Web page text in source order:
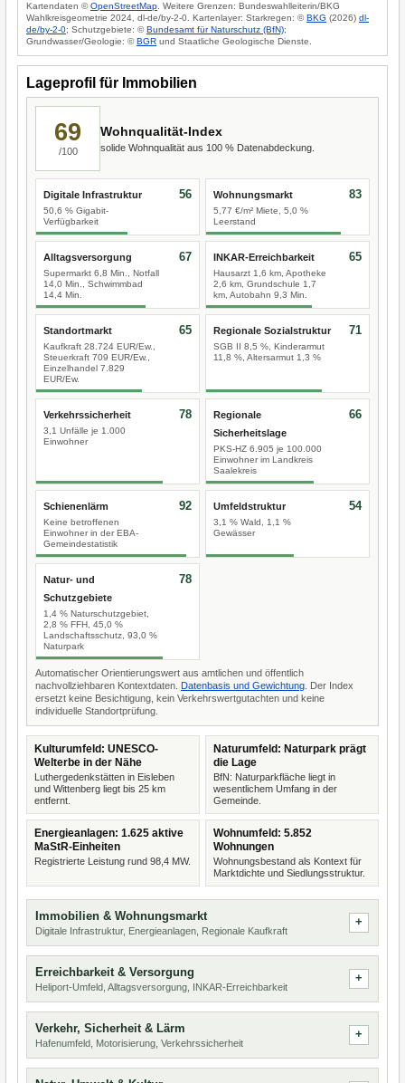
Kartendaten ©OpenStreetMap . Weitere Grenzen: Bundeswahlleiterin/BKG
Wahlkreisgeometrie 2024, dl-de/by-2-0. Kartenlayer: Starkregen: ©BKG (2026) dl-
de/by-2-0; Schutzgebiete: ©Bundesamt für Naturschutz (BfN);
Grundwasser/Geologie: ©BGR und Staatliche Geologische Dienste.
Lageprofil für Immobilien
69
/100
Wohnqualität-Index
solide Wohnqualität aus 100 % Datenabdeckung.
Digitale Infrastruktur
50,6 % Gigabit-
Verfügbarkeit
56 Wohnungsmarkt
5,77 €/m² Miete, 5,0 %
Leerstand
83
Alltagsversorgung
Supermarkt 6,8 Min., Notfall
14,0 Min., Schwimmbad
14,4 Min.
67 INKAR-Erreichbarkeit
Hausarzt 1,6 km, Apotheke
2,6 km, Grundschule 1,7
km, Autobahn 9,3 Min.
65
Standortmarkt
Kaufkraft 28.724 EUR/Ew.,
Steuerkraft 709 EUR/Ew.,
Einzelhandel 7.829
EUR/Ew.
65 Regionale Sozialstruktur
SGB II 8,5 %, Kinderarmut
11,8 %, Altersarmut 1,3 %
71
Verkehrssicherheit
3,1 Unfälle je 1.000
Einwohner
78
Regionale
Sicherheitslage
PKS-HZ 6.905 je 100.000
Einwohner im Landkreis
Saalekreis
66
Schienenlärm
Keine betroffenen
Einwohner in der EBA-
Gemeindestatistik
92 Umfeldstruktur
3,1 % Wald, 1,1 %
Gewässer
54
Natur- und
Schutzgebiete
1,4 % Naturschutzgebiet,
2,8 % FFH, 45,0 %
Landschaftsschutz, 93,0 %
Naturpark
78
Automatischer Orientierungswert aus amtlichen und öffentlich
nachvollziehbaren Kontextdaten. Datenbasis und Gewichtung . Der Index
ersetzt keine Besichtigung, kein Verkehrswertgutachten und keine
individuelle Standortprüfung.
Kulturumfeld: UNESCO-
Welterbe in der Nähe
Luthergedenkstätten in Eisleben
und Wittenberg liegt bis 25 km
entfernt.
Naturumfeld: Naturpark prägt
die Lage
BfN: Naturparkfläche liegt in
wesentlichem Umfang in der
Gemeinde.
Energieanlagen: 1.625 aktive
MaStR-Einheiten
Registrierte Leistung rund 98,4 MW.
Wohnumfeld: 5.852
Wohnungen
Wohnungsbestand als Kontext für
Marktdichte und Siedlungsstruktur.
Immobilien & Wohnungsmarkt
Digitale Infrastruktur, Energieanlagen, Regionale Kaufkraft
Erreichbarkeit & Versorgung
Heliport-Umfeld, Alltagsversorgung, INKAR-Erreichbarkeit
Verkehr, Sicherheit & Lärm
Hafenumfeld, Motorisierung, Verkehrssicherheit